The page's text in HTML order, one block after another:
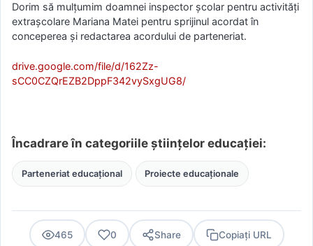
Dorim să mulțumim doamnei inspector școlar pentru activități
extrașcolare Mariana Matei pentru sprijinul acordat în
conceperea și redactarea acordului de parteneriat.
drive.google.com/file/d/162Zz-
sCC0CZQrEZB2DppF342vySxgUG8/
Încadrare în categoriile științelor educației:
Parteneriat educațional Proiecte educaționale
465 0 Share Copiați URL